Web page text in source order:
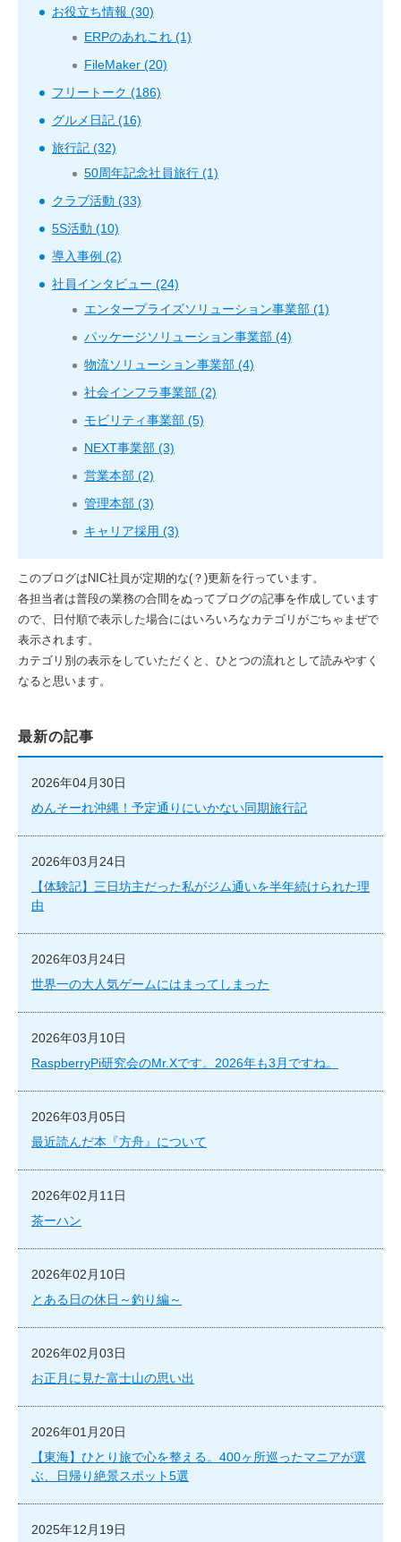
お役立ち情報 (30)
ERPのあれこれ (1)
FileMaker (20)
フリートーク (186)
グルメ日記 (16)
旅行記 (32)
50周年記念社員旅行 (1)
クラブ活動 (33)
5S活動 (10)
導入事例 (2)
社員インタビュー (24)
エンタープライズソリューション事業部 (1)
パッケージソリューション事業部 (4)
物流ソリューション事業部 (4)
社会インフラ事業部 (2)
モビリティ事業部 (5)
NEXT事業部 (3)
営業本部 (2)
管理本部 (3)
キャリア採用 (3)
このブログはNIC社員が定期的な(？)更新を行っています。
各担当者は普段の業務の合間をぬってブログの記事を作成しています
ので、日付順で表示した場合にはいろいろなカテゴリがごちゃまぜで
表示されます。
カテゴリ別の表示をしていただくと、ひとつの流れとして読みやすく
なると思います。
最新の記事
2026年04月30日
めんそーれ沖縄！予定通りにいかない同期旅行記
2026年03月24日
【体験記】三日坊主だった私がジム通いを半年続けられた理
由
2026年03月24日
世界一の大人気ゲームにはまってしまった
2026年03月10日
RaspberryPi研究会のMr.Xです。2026年も3月ですね。
2026年03月05日
最近読んだ本『方舟』について
2026年02月11日
茶ーハン
2026年02月10日
とある日の休日～釣り編～
2026年02月03日
お正月に見た富士山の思い出
2026年01月20日
【東海】ひとり旅で心を整える。400ヶ所巡ったマニアが選
ぶ、日帰り絶景スポット5選
2025年12月19日